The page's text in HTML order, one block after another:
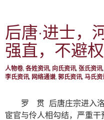
后唐·进士，
强直，不避
人物卷, 各姓资讯, 向氏资讯, 张氏资讯,
李氏资讯, 网络通谱, 郭氏资讯, 马氏资
罗 贯 后唐庄宗进入洛
宦官与伶人相勾结，严重